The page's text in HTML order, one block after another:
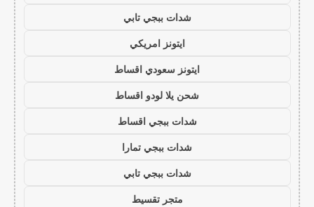
شدات ببجي تابي
ايتونز امريكي
ايتونز سعودي اقساط
شحن يلا لودو اقساط
شدات ببجي اقساط
شدات ببجي تمارا
شدات ببجي تابي
متجر تقسيط